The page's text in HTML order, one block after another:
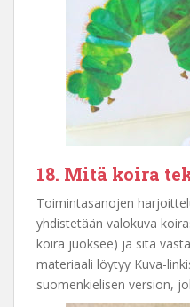
18. Mitä koira
Toimintasanojen
yhdistetään valokuva
koira juoksee) ja sitä
materiaali löytyy Kuva-
suomenkielisen version,